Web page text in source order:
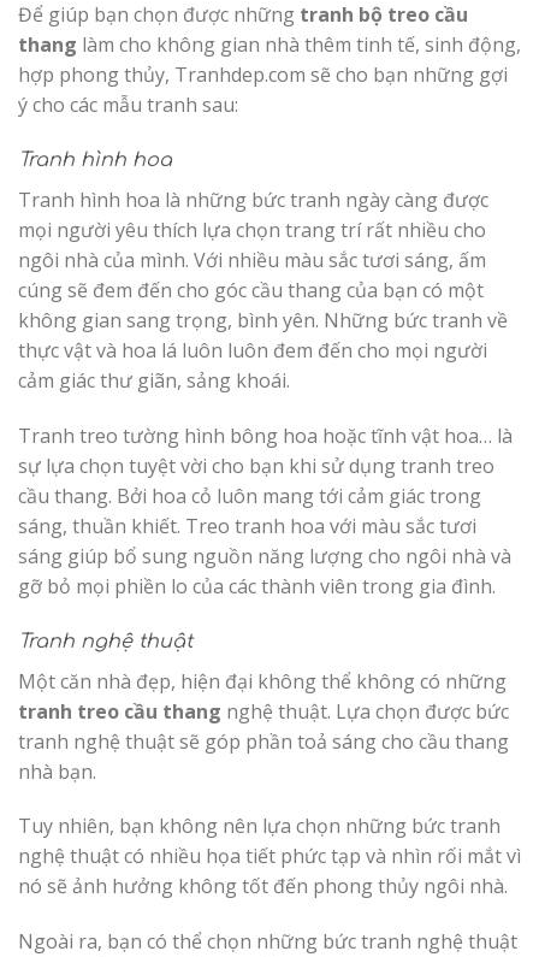
Để giúp bạn chọn được những tranh bộ treo cầu
thang làm cho không gian nhà thêm tinh tế, sinh động,
hợp phong thủy, Tranhdep.com sẽ cho bạn những gợi
ý cho các mẫu tranh sau:
Tranh hình hoa
Tranh hình hoa là những bức tranh ngày càng được
mọi người yêu thích lựa chọn trang trí rất nhiều cho
ngôi nhà của mình. Với nhiều màu sắc tươi sáng, ấm
cúng sẽ đem đến cho góc cầu thang của bạn có một
không gian sang trọng, bình yên. Những bức tranh về
thực vật và hoa lá luôn luôn đem đến cho mọi người
cảm giác thư giãn, sảng khoái.
Tranh treo tường hình bông hoa hoặc tĩnh vật hoa… là
sự lựa chọn tuyệt vời cho bạn khi sử dụng tranh treo
cầu thang. Bởi hoa cỏ luôn mang tới cảm giác trong
sáng, thuần khiết. Treo tranh hoa với màu sắc tươi
sáng giúp bổ sung nguồn năng lượng cho ngôi nhà và
gỡ bỏ mọi phiền lo của các thành viên trong gia đình.
Tranh nghệ thuật
Một căn nhà đẹp, hiện đại không thể không có những
tranh treo cầu thang nghệ thuật. Lựa chọn được bức
tranh nghệ thuật sẽ góp phần toả sáng cho cầu thang
nhà bạn.
Tuy nhiên, bạn không nên lựa chọn những bức tranh
nghệ thuật có nhiều họa tiết phức tạp và nhìn rối mắt vì
nó sẽ ảnh hưởng không tốt đến phong thủy ngôi nhà.
Ngoài ra, bạn có thể chọn những bức tranh nghệ thuật